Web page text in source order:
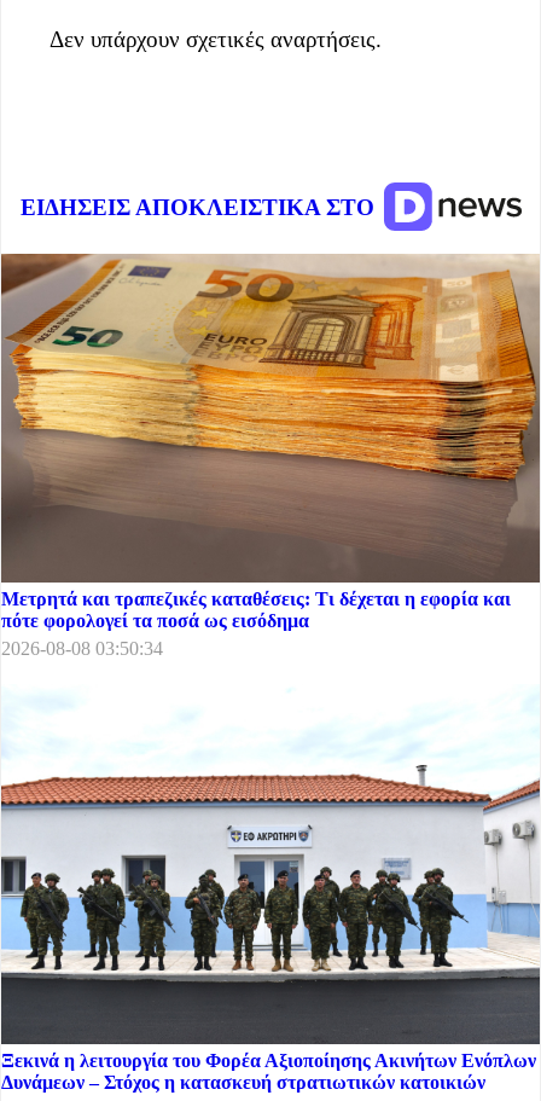
Δεν υπάρχουν σχετικές αναρτήσεις.
ΕΙΔΗΣΕΙΣ ΑΠΟΚΛΕΙΣΤΙΚΑ ΣΤΟ
Μετρητά και τραπεζικές καταθέσεις: Τι δέχεται η εφορία και
πότε φορολογεί τα ποσά ως εισόδημα
2026-08-08 03:50:34
Ξεκινά η λειτουργία του Φορέα Αξιοποίησης Ακινήτων Ενόπλων
Δυνάμεων – Στόχος η κατασκευή στρατιωτικών κατοικιών